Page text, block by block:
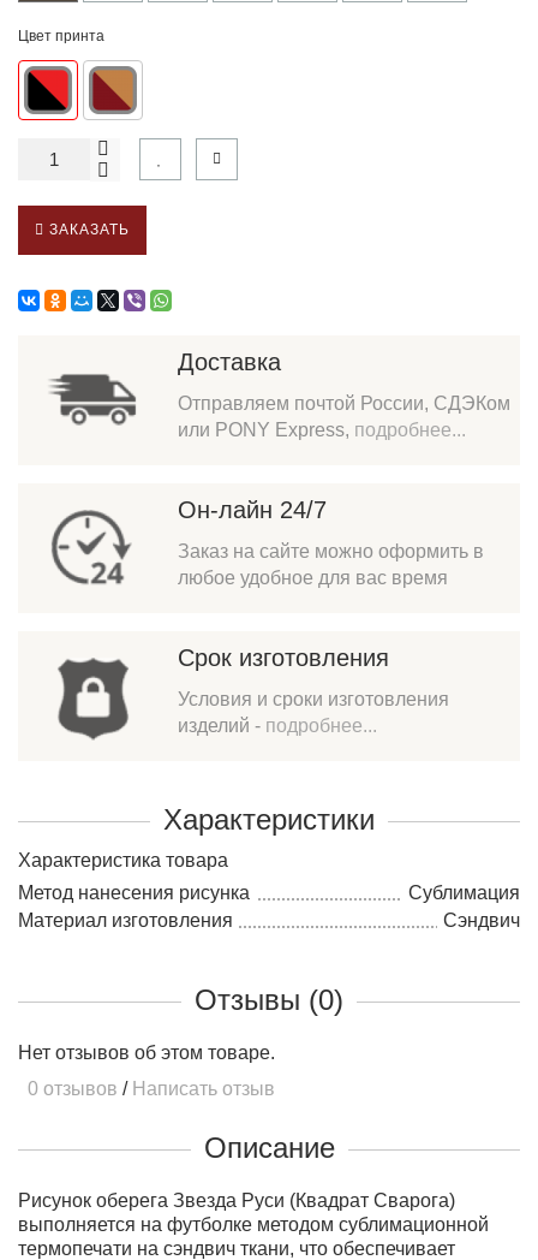
Цвет принта
ЗАКАЗАТЬ
Доставка
Отправляем почтой России, СДЭКом
или PONY Express, подробнее...
Он-лайн 24/7
Заказ на сайте можно оформить в
любое удобное для вас время
Срок изготовления
Условия и сроки изготовления
изделий - подробнее...
Характеристики
Характеристика товара
Метод нанесения рисунка
Сублимация
Материал изготовления
Сэндвич
Отзывы (0)
Нет отзывов об этом товаре.
0 отзывов / Написать отзыв
Описание
Рисунок оберега Звезда Руси (Квадрат Сварога)
выполняется на футболке методом сублимационной
термопечати на сэндвич ткани, что обеспечивает